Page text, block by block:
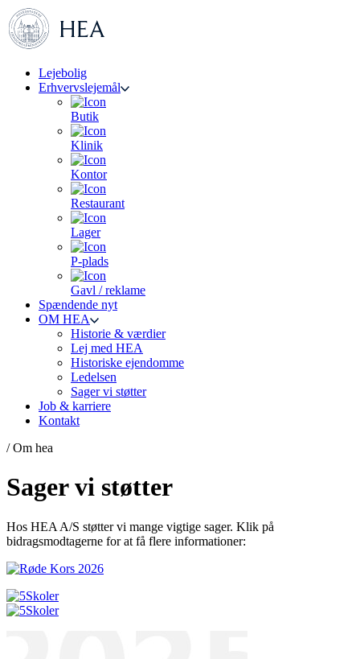
Lejebolig
Erhvervslejemål
Butik
Klinik
Kontor
Restaurant
Lager
P-plads
Gavl / reklame
Spændende nyt
OM HEA
Historie & værdier
Lej med HEA
Historiske ejendomme
Ledelsen
Sager vi støtter
Job & karriere
Kontakt
/ Om hea
Sager vi støtter
Hos HEA A/S støtter vi mange vigtige sager. Klik på
bidragsmodtagerne for at få flere informationer: